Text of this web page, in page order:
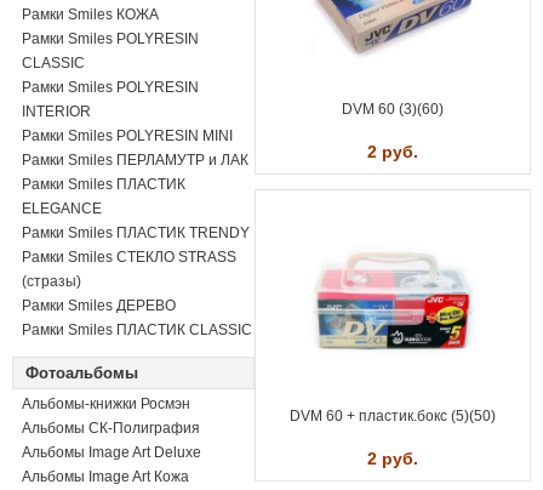
Рамки Smiles КОЖА
Рамки Smiles POLYRESIN
CLASSIC
Рамки Smiles POLYRESIN
INTERIOR
Рамки Smiles POLYRESIN MINI
Рамки Smiles ПЕРЛАМУТР и ЛАК
Рамки Smiles ПЛАСТИК
ELEGANCE
Рамки Smiles ПЛАСТИК TRENDY
Рамки Smiles СТЕКЛО STRASS
(стразы)
Рамки Smiles ДЕРЕВО
Рамки Smiles ПЛАСТИК CLASSIC
Фотоальбомы
Альбомы-книжки Росмэн
Альбомы СК-Полиграфия
Альбомы Image Art Deluxe
Альбомы Image Art Кожа
DVM 60 (3)(60)
2 руб.
DVM 60 + пластик.бокс (5)(50)
2 руб.